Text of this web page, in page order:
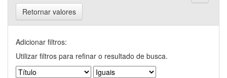
Retornar valores
Adicionar filtros:
Utilizar filtros para refinar o resultado de busca.